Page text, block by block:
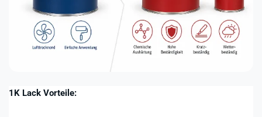
1K Lack Vorteile: